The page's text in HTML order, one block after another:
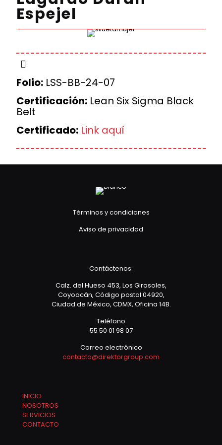
Espejel
Folio: LSS-BB-24-07
Certificación: Lean Six Sigma Black
Belt
Certificado: Link aquí
Términos y condiciones
Aviso de privacidad
Contáctenos:
Calz. del Hueso 453, Los Girasoles,
Coyoacán, Código postal 04920,
Ciudad de México, CDMX, Oficina 14B.
Teléfono
55 50 01 98 07
Correo electrónico
contacto@direktorgroup.com
INICIO
NOSOTROS
SERVICIOS
CONTACTO